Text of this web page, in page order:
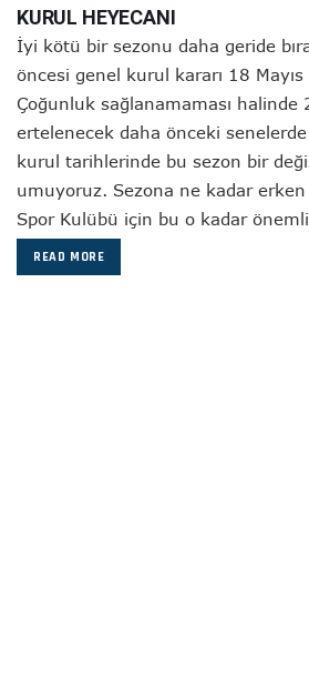
KURUL HEYECANI
İyi kötü bir sezonu daha geride
öncesi genel kurul kararı 18 Mayıs
Çoğunluk sağlanamaması halinde
ertelenecek daha önceki senelerde
kurul tarihlerinde bu sezon bir
umuyoruz. Sezona ne kadar erken
Spor Kulübü için bu o kadar
READ MORE